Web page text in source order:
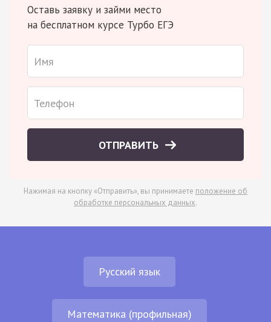
Оставь заявку и займи место
на бесплатном курсе Турбо ЕГЭ
ОТПРАВИТЬ
Нажимая на кнопку «Отправить», вы принимаете положение об
обработке персональных данных.
Русский язык
Математика (профильная)